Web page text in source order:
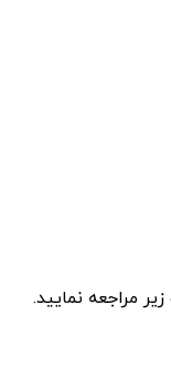
مراجعه نمایید.